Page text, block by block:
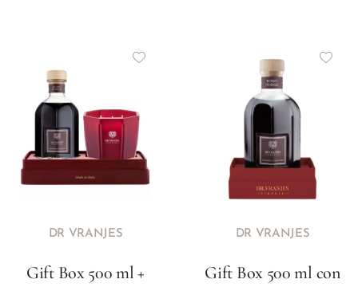
DR VRANJES
Gift Box 500 ml +
DR VRANJES
Gift Box 500 ml con